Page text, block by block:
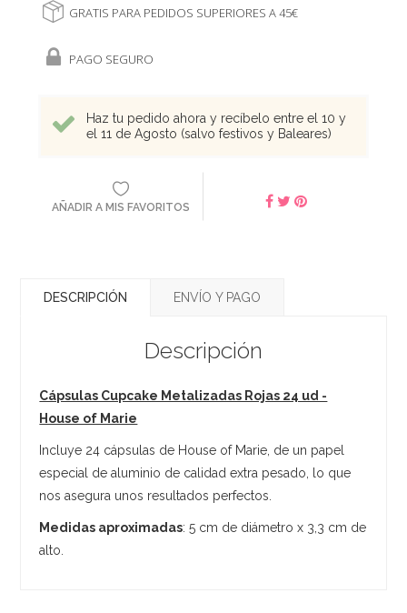
GRATIS PARA PEDIDOS SUPERIORES A 45€
PAGO SEGURO
Haz tu pedido ahora y recíbelo entre el 10 y
el 11 de Agosto (salvo festivos y Baleares)
AÑADIR A MIS FAVORITOS
DESCRIPCIÓN ENVÍO Y PAGO
Descripción
Cápsulas Cupcake Metalizadas Rojas 24 ud -
House of Marie
Incluye 24 cápsulas de House of Marie, de un papel
especial de aluminio de calidad extra pesado, lo que
nos asegura unos resultados perfectos.
Medidas aproximadas: 5 cm de diámetro x 3,3 cm de
alto.